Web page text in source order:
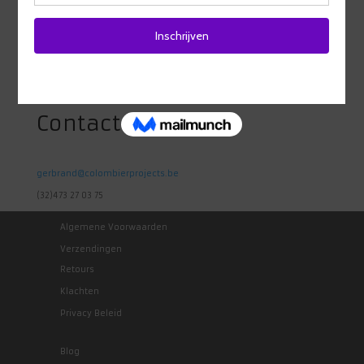
Heidestraat 98
Contact
gerbrand@colombierprojects.be
(32)473 27 03 75
Algemene Voorwaarden
Verzendingen
Retours
Klachten
Privacy Beleid
Blog